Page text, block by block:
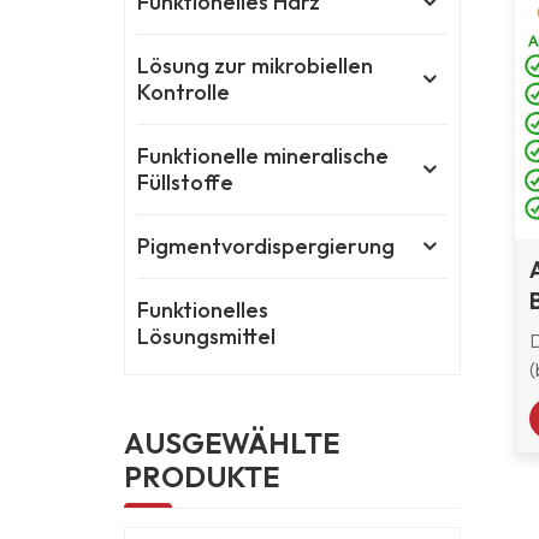
Lösung zur mikrobiellen
Kontrolle
Funktionelle mineralische
Füllstoffe
Pigmentvordispergierung
Funktionelles
Lösungsmittel
AUSGEWÄHLTE
PRODUKTE